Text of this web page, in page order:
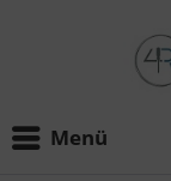
Menü